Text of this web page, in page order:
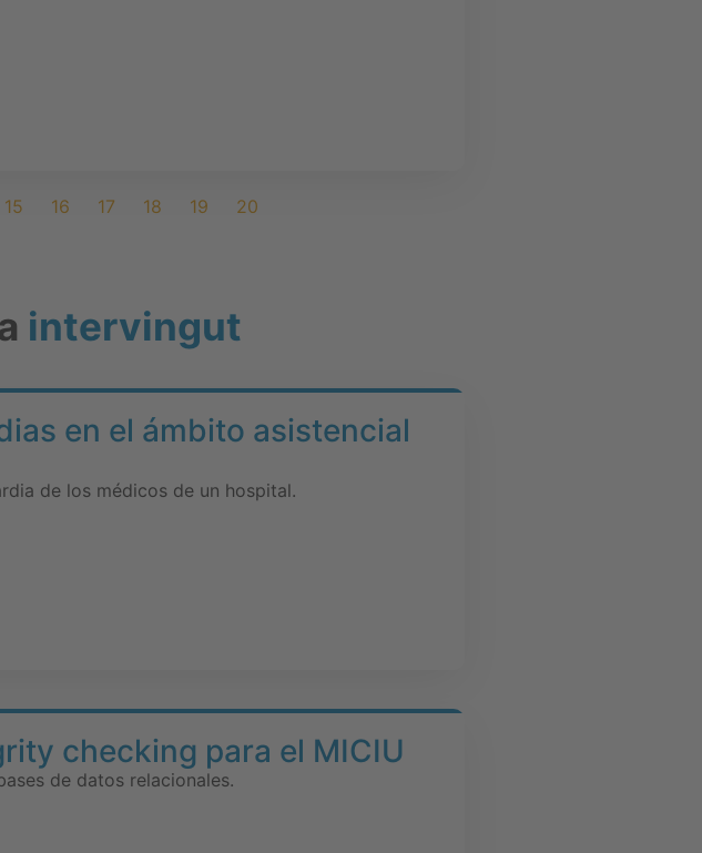
15 16 17 18 19 20
intervingut
en el ámbito asistencial
de los médicos de un hospital.
checking para el MICIU
de datos relacionales.